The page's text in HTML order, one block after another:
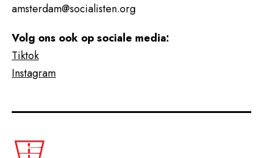
amsterdam@socialisten.org
Volg ons ook op sociale media:
Tiktok
Instagram